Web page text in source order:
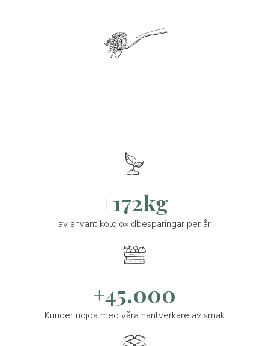
+172kg
av använt koldioxidbesparingar per år
+45.000
Kunder nöjda med våra hantverkare av smak